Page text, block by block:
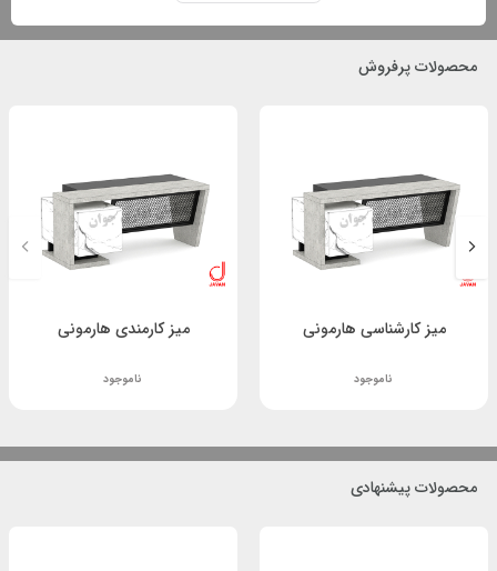
دارای تنوع در رنگ و مدل MDF(بر اساس انتخاب مشتری)
محصولات پرفروش
میز کارشناسی هارمونی
ناموجود
میز کارمندی هارمونی
ناموجود
محصولات پیشنهادی